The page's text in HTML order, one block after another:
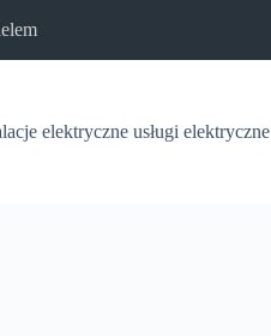
elektryczne usługi elektryczne